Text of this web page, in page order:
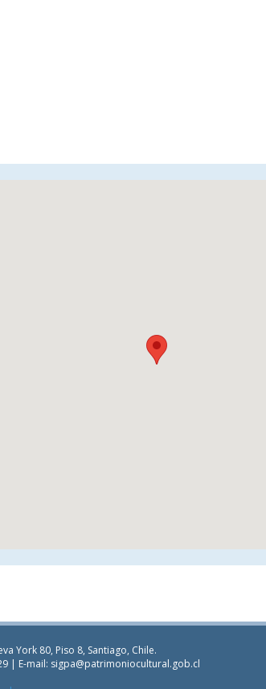
York 80, Piso 8, Santiago, Chile.
| E-mail: sigpa@patrimoniocultural.gob.cl